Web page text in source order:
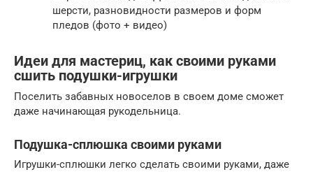
шерсти, разновидности размеров и форм
пледов (фото + видео)
Идеи для мастериц, как своими руками
сшить подушки-игрушки
Поселить забавных новоселов в своем доме сможет
даже начинающая рукодельница.
Подушка-сплюшка своими руками
Игрушки-сплюшки легко сделать своими руками, даже